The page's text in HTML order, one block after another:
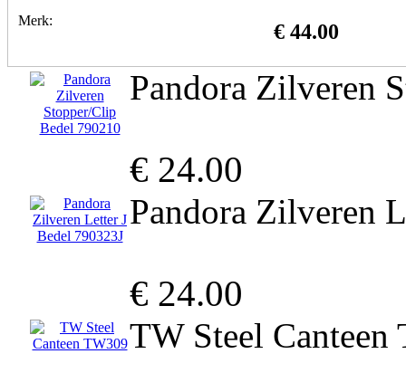
Merk: € 44.00
Pandora Zilveren
€ 24.00
Pandora Zilveren
€ 24.00
TW Steel Canteen